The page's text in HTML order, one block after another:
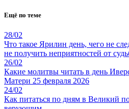
Ещё по теме
28/02
Что такое Ярилин день, чего не
не получить неприятностей от
26/02
Какие молитвы читать в день
Матери 25 февраля 2026
24/02
Как питаться по дням в Великий